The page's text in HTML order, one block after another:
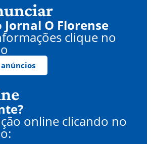
O Florense
clique no
online clicando no